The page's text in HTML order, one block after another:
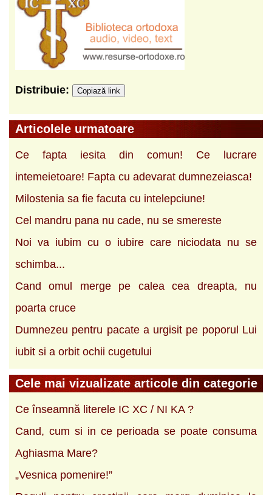
Distribuie: Copiază link
Articolele urmatoare
Ce fapta iesita din comun! Ce lucrare
intemeietoare! Fapta cu adevarat dumnezeiasca!
Milostenia sa fie facuta cu intelepciune!
Cel mandru pana nu cade, nu se smereste
Noi va iubim cu o iubire care niciodata nu se
schimba...
Cand omul merge pe calea cea dreapta, nu
poarta cruce
Dumnezeu pentru pacate a urgisit pe poporul Lui
iubit si a orbit ochii cugetului
Cele mai vizualizate articole din categorie
Ce înseamnă literele IC XC / NI KA ?
Cand, cum si in ce perioada se poate consuma
Aghiasma Mare?
„Vesnica pomenire!”